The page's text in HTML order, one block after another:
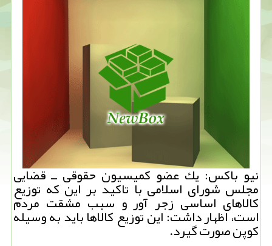
نیو باكس: یك عضو كمیسیون حقوقی ــ قضایی
مجلس شورای اسلامی با تاكید بر این كه توزیع
كالاهای اساسی زجر آور و سبب مشقت مردم
است، اظهار داشت: این توزیع كالاها باید به وسیله
كوپن صورت گیرد.